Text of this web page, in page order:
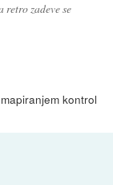
zadeve se
kontrol